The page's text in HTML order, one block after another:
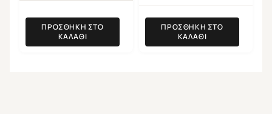
ΠΡΟΣΘΉΚΗ ΣΤΟ
ΚΑΛΆΘΙ
ΠΡΟΣΘΉΚΗ ΣΤΟ
ΚΑΛΆΘΙ